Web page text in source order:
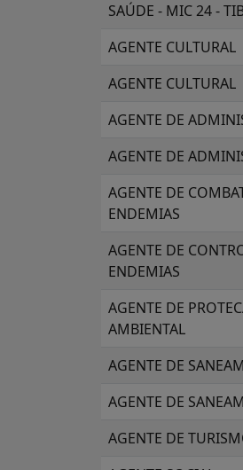
SAÚDE - MIC 24 -
AGENTE CULTURAL
AGENTE CULTURAL
AGENTE DE
AGENTE DE
AGENTE DE
ENDEMIAS
AGENTE DE
ENDEMIAS
AGENTE DE
AMBIENTAL
AGENTE DE
AGENTE DE
AGENTE DE